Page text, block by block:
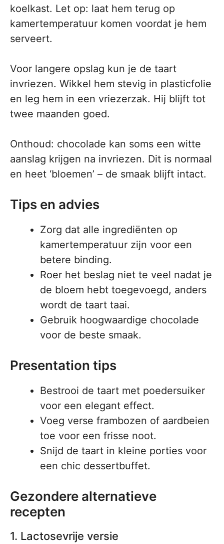
koelkast. Let op: laat hem terug op
kamertemperatuur komen voordat je hem
serveert.
Voor langere opslag kun je de taart
invriezen. Wikkel hem stevig in plasticfolie
en leg hem in een vriezerzak. Hij blijft tot
twee maanden goed.
Onthoud: chocolade kan soms een witte
aanslag krijgen na invriezen. Dit is normaal
en heet ‘bloemen’ – de smaak blijft intact.
Tips en advies
Zorg dat alle ingrediënten op
kamertemperatuur zijn voor een
betere binding.
Roer het beslag niet te veel nadat je
de bloem hebt toegevoegd, anders
wordt de taart taai.
Gebruik hoogwaardige chocolade
voor de beste smaak.
Presentation tips
Bestrooi de taart met poedersuiker
voor een elegant effect.
Voeg verse frambozen of aardbeien
toe voor een frisse noot.
Snijd de taart in kleine porties voor
een chic dessertbuffet.
Gezondere alternatieve
recepten
1. Lactosevrije versie